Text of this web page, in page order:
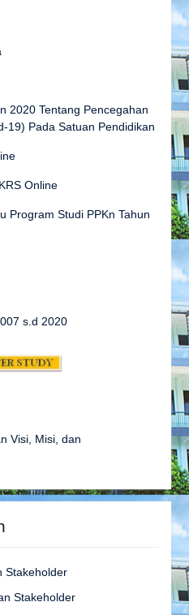
2020 Tentang Pencegahan
19) Pada Satuan Pendidikan
Online
Program Studi PPKn Tahun
s.d 2020
Visi, Misi, dan
Stakeholder
Stakeholder